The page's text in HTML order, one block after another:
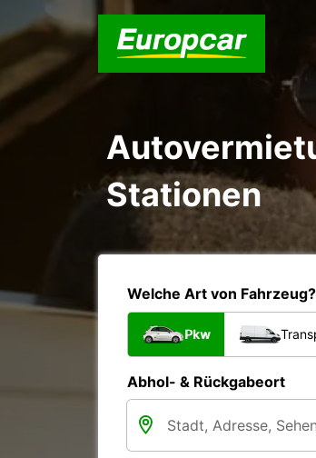
Stationen
Welche Art von Fahrzeug?
Pkw
Abhol- & Rückgabeort